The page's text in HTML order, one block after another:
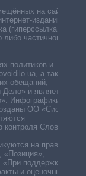
на сайте,
изданий —
(гиперссылка)
частичного
политиков и
а также
обещаний,
и является
Инфографики,
ОО «Система
Слово и
на правах
«Позиция»,
поддержке».
и оценочные